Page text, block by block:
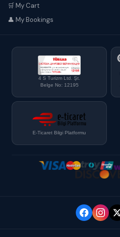
🛒 My Cart
👤 My Bookings
4 S Turizm Ltd. Şt.
Belge No: 12195
E-Ticaret Bilgi Platformu